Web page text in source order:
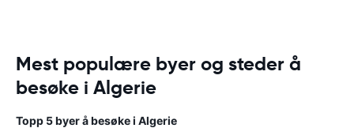
Mest populære byer og steder å
besøke i Algerie
Topp 5 byer å besøke i Algerie